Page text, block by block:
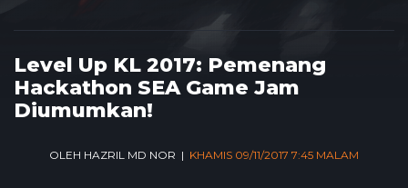
Level Up KL 2017: Pemenang
Hackathon SEA Game Jam
Diumumkan!
OLEH HAZRIL MD NOR | KHAMIS 09/11/2017 7:45 MALAM